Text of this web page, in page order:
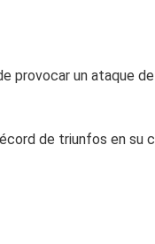
provocar un ataque de
de triunfos en su